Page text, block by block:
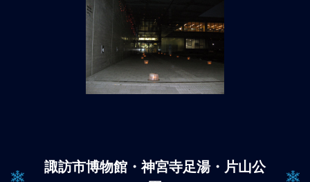
諏訪市博物館・神宮寺足湯・片山公